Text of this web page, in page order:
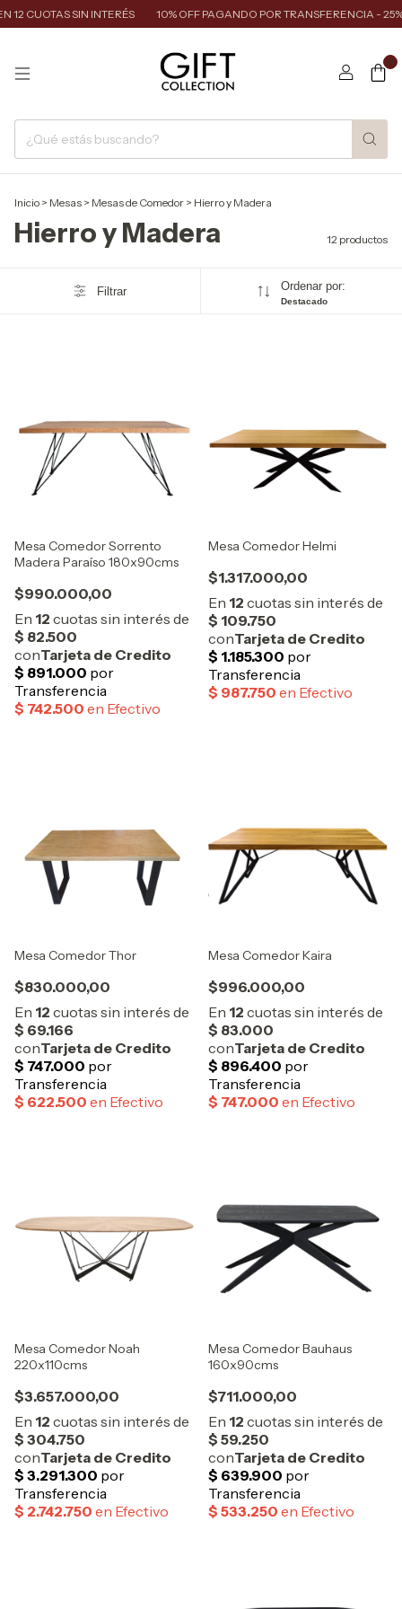
CUOTAS SIN INTERÉS 10% OFF PAGANDO POR TRANSFERENCIA - 25%
0
Inicio > Mesas > Mesas de Comedor > Hierro y Madera
Hierro y Madera 12 productos
Filtrar Ordenar por:
Destacado
Mesa Comedor Sorrento
Madera Paraíso 180x90cms
$990.000,00
Mesa Comedor Helmi
$1.317.000,00
Mesa Comedor Thor
$830.000,00
Mesa Comedor Kaira
$996.000,00
Mesa Comedor Noah
220x110cms
$3.657.000,00
Mesa Comedor Bauhaus
160x90cms
$711.000,00